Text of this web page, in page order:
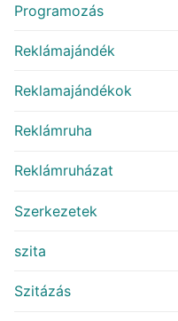
Programozás
Reklámajándék
Reklamajándékok
Reklámruha
Reklámruházat
Szerkezetek
szita
Szitázás